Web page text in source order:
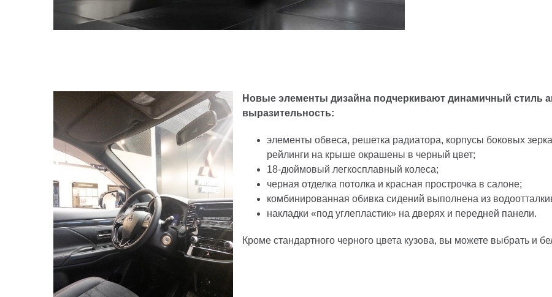
Новые элементы дизайна подчеркивают динамичный стиль
выразительность:
элементы обвеса, решетка радиатора, корпусы боковых
рейлинги на крыше окрашены в черный цвет;
18-дюймовый легкосплавный колеса;
черная отделка потолка и красная прострочка в салоне;
комбинированная обивка сидений выполнена из
накладки «под углепластик» на дверях и передней панели.
Кроме стандартного черного цвета кузова, вы можете выбрать и